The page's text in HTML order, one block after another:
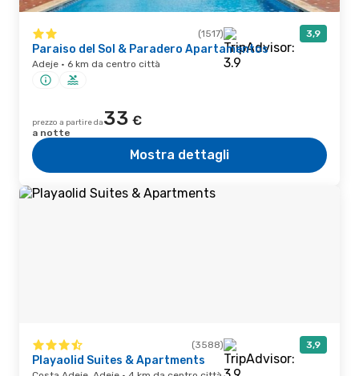
(1517) 3,9
Paraiso del Sol & Paradero Apartamentos
Adeje · 6 km da centro città
prezzo a partire da33 €
a notte
Mostra dettagli
(3588) 3,9
Playaolid Suites & Apartments